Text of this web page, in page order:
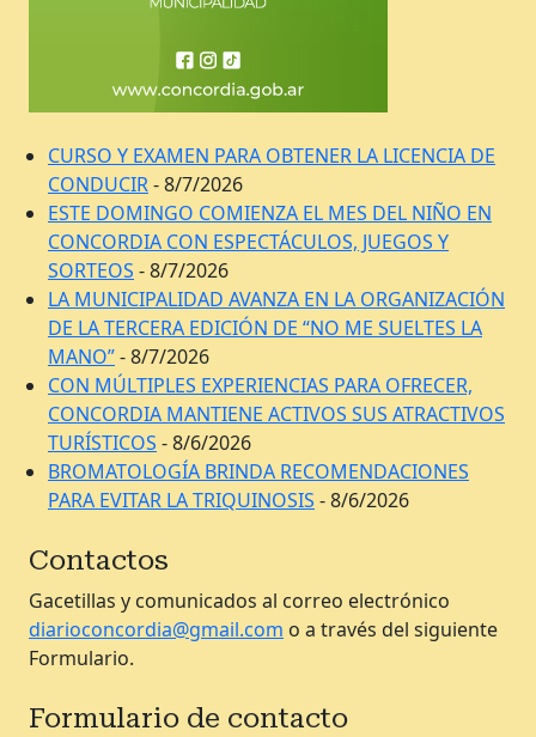
CURSO Y EXAMEN PARA OBTENER LA LICENCIA DE
CONDUCIR- 8/7/2026
ESTE DOMINGO COMIENZA EL MES DEL NIÑO EN
CONCORDIA CON ESPECTÁCULOS, JUEGOS Y
SORTEOS - 8/7/2026
LA MUNICIPALIDAD AVANZA EN LA ORGANIZACIÓN
DE LA TERCERA EDICIÓN DE “NO ME SUELTES LA
MANO”- 8/7/2026
CON MÚLTIPLES EXPERIENCIAS PARA OFRECER,
CONCORDIA MANTIENE ACTIVOS SUS ATRACTIVOS
TURÍSTICOS - 8/6/2026
BROMATOLOGÍA BRINDA RECOMENDACIONES
PARA EVITAR LA TRIQUINOSIS - 8/6/2026
Contactos
Gacetillas y comunicados al correo electrónico
diarioconcordia@gmail.com o a través del siguiente
Formulario.
Formulario de contacto